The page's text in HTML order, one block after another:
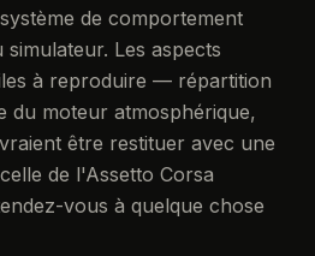
de comportement
simulateur. Les aspects
à reproduire — répartition
du moteur atmosphérique,
être restituer avec une
de l'Assetto Corsa
vous à quelque chose